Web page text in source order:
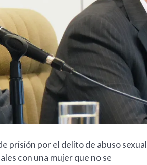
prisión por el delito de abuso sexual
con una mujer que no se